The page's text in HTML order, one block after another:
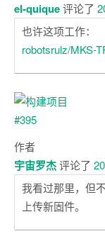
el-quique评论了
也许这项工作：
robotsrulz/MKS-
作者
宇宙罗杰评论了
我看过那里，但
上传新固件。